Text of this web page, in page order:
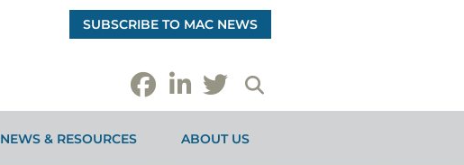
SUBSCRIBE TO MAC NEWS
NEWS & RESOURCES ABOUT US